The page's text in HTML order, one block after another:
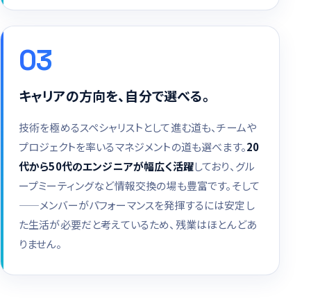
03
キャリアの方向を、自分で選べる。
技術を極めるスペシャリストとして進む道も、チームや
プロジェクトを率いるマネジメントの道も選べます。20
代から50代のエンジニアが幅広く活躍しており、グル
ープミーティングなど情報交換の場も豊富です。そして
——メンバーがパフォーマンスを発揮するには安定し
た生活が必要だと考えているため、残業はほとんどあ
りません。